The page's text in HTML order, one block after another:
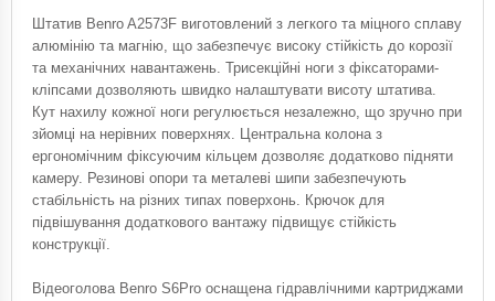
Штатив Benro A2573F виготовлений з легкого та міцного сплаву
алюмінію та магнію, що забезпечує високу стійкість до корозії
та механічних навантажень. Трисекційні ноги з фіксаторами-
кліпсами дозволяють швидко налаштувати висоту штатива.
Кут нахилу кожної ноги регулюється незалежно, що зручно при
зйомці на нерівних поверхнях. Центральна колона з
ергономічним фіксуючим кільцем дозволяє додатково підняти
камеру. Резинові опори та металеві шипи забезпечують
стабільність на різних типах поверхонь. Крючок для
підвішування додаткового вантажу підвищує стійкість
конструкції.
Відеоголова Benro S6Pro оснащена гідравлічними картриджами